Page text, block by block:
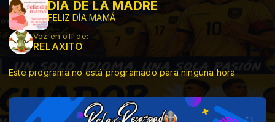
DÍA DE LA MADRE
FELIZ DÍA MAMÁ
Voz en off de:
RELAXITO
Este programa no está programado para ninguna hora